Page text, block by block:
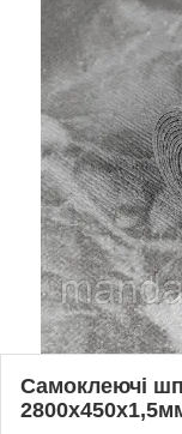
Самоклеючі